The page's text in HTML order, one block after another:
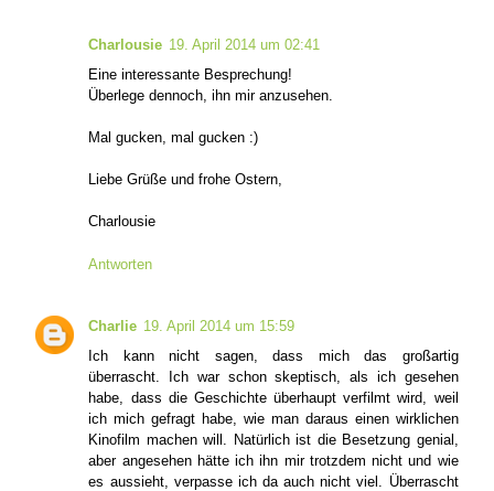
Charlousie 19. April 2014 um 02:41
Eine interessante Besprechung!
Überlege dennoch, ihn mir anzusehen.
Mal gucken, mal gucken :)
Liebe Grüße und frohe Ostern,
Charlousie
Antworten
Charlie 19. April 2014 um 15:59
Ich kann nicht sagen, dass mich das großartig
überrascht. Ich war schon skeptisch, als ich gesehen
habe, dass die Geschichte überhaupt verfilmt wird, weil
ich mich gefragt habe, wie man daraus einen wirklichen
Kinofilm machen will. Natürlich ist die Besetzung genial,
aber angesehen hätte ich ihn mir trotzdem nicht und wie
es aussieht, verpasse ich da auch nicht viel. Überrascht